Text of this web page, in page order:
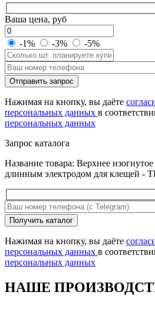
Ваша цена, руб
-1% -3% -5%
Оставьте
это
поле
пустым.
Отправить запрос
Нажимая на кнопку, вы даёте
персональных данных в
персональных данных
Запрос каталога
Название товара: Верхнее
длинным электродом для клещей -
Оставьте
это
поле
пустым.
Получить каталог
Нажимая на кнопку, вы даёте
персональных данных в
персональных данных
НАШЕ